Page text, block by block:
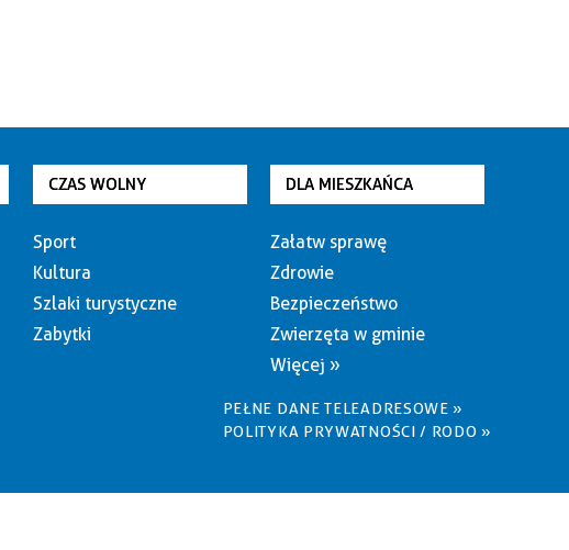
CZAS WOLNY
Sport
Kultura
Szlaki turystyczne
Zabytki
DLA MIESZKAŃCA
Załatw sprawę
Zdrowie
Bezpieczeństwo
Zwierzęta w gminie
Więcej »
PEŁNE DANE TELEADRESOWE »
POLITYKA PRYWATNOŚCI / RODO »